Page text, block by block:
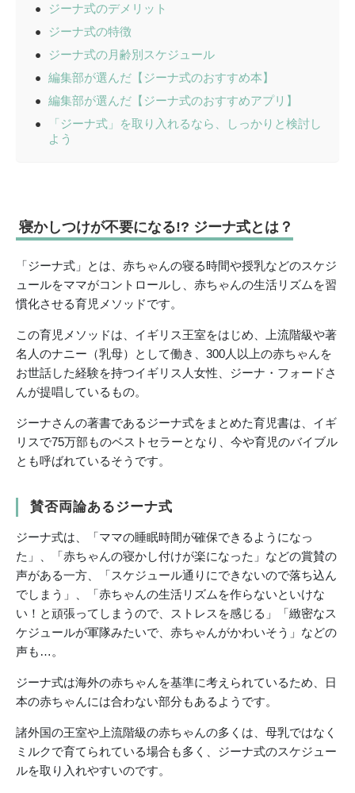
ジーナ式のデメリット
ジーナ式の特徴
ジーナ式の月齢別スケジュール
編集部が選んだ【ジーナ式のおすすめ本】
編集部が選んだ【ジーナ式のおすすめアプリ】
「ジーナ式」を取り入れるなら、しっかりと検討し
よう
寝かしつけが不要になる!? ジーナ式とは？
「ジーナ式」とは、赤ちゃんの寝る時間や授乳などのスケジ
ュールをママがコントロールし、赤ちゃんの生活リズムを習
慣化させる育児メソッドです。
この育児メソッドは、イギリス王室をはじめ、上流階級や著
名人のナニー（乳母）として働き、300人以上の赤ちゃんを
お世話した経験を持つイギリス人女性、ジーナ・フォードさ
んが提唱しているもの。
ジーナさんの著書であるジーナ式をまとめた育児書は、イギ
リスで75万部ものベストセラーとなり、今や育児のバイブル
とも呼ばれているそうです。
賛否両論あるジーナ式
ジーナ式は、「ママの睡眠時間が確保できるようになっ
た」、「赤ちゃんの寝かし付けが楽になった」などの賞賛の
声がある一方、「スケジュール通りにできないので落ち込ん
でしまう」、「赤ちゃんの生活リズムを作らないといけな
い！と頑張ってしまうので、ストレスを感じる」「緻密なス
ケジュールが軍隊みたいで、赤ちゃんがかわいそう」などの
声も…。
ジーナ式は海外の赤ちゃんを基準に考えられているため、日
本の赤ちゃんには合わない部分もあるようです。
諸外国の王室や上流階級の赤ちゃんの多くは、母乳ではなく
ミルクで育てられている場合も多く、ジーナ式のスケジュー
ルを取り入れやすいのです。